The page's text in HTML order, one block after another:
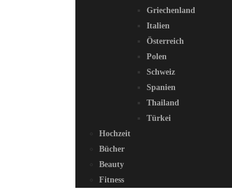
Griechenland
Italien
Österreich
Polen
Schweiz
Spanien
Thailand
Türkei
Hochzeit
Bücher
Beauty
Fitness